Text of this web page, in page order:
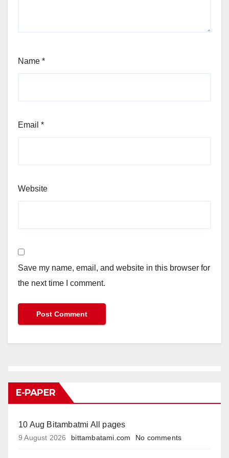
Name *
Email *
Website
Save my name, email, and website in this browser for
the next time I comment.
E-PAPER
10 Aug Bitambatmi All pages
9 August 2026 bittambatami.com No comments